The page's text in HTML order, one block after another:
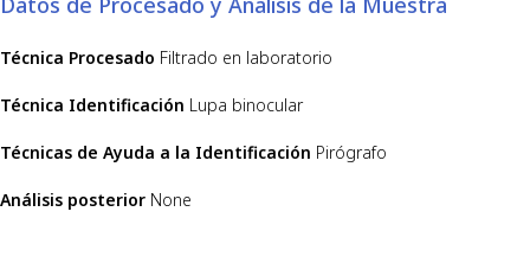
Técnica Procesado Filtrado en laboratorio
Técnica Identificación Lupa binocular
Técnicas de Ayuda a la Identificación Pirógrafo
Análisis posterior None